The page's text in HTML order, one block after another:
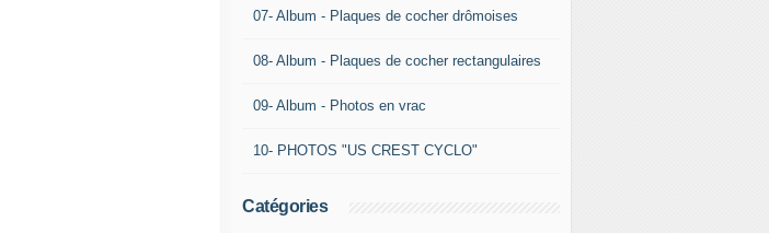
07- Album - Plaques de cocher drômoises
08- Album - Plaques de cocher rectangulaires
09- Album - Photos en vrac
10- PHOTOS "US CREST CYCLO"
Catégories